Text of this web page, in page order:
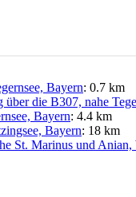
Bayern: 0.7 km
über die B307, nahe
Bayern: 4.4 km
Bayern: 18 km
St. Marinus und